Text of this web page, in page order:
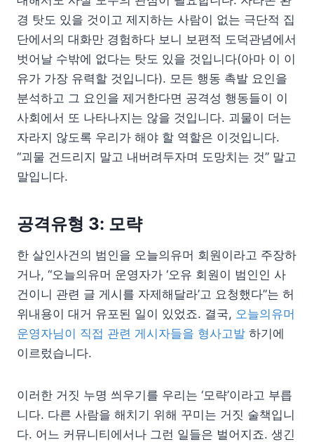
경 탓도 있을 것이고 제지하는 사람이 없는 극단적 집
단에서의 대화만 경험하다 보니 보편적 도덕관념에서
벗어날 수밖에 없다는 탓도 있을 것입니다(아마 이 이
유가 가장 유력할 것입니다). 모든 행동 촉발 요인을
분석하고 그 요인을 제거한다면 공격성 행동들이 이
사회에서 또 나타나지는 않을 것입니다. 괴물이 더는
자라지 않도록 우리가 해야 할 역할은 이것입니다.
“괴물 건드리지 말고 내버려두자며 도망치는 것” 말고
말입니다.
공격유형 3: 모략
한 살인사건의 범인을 오늘의유머 회원이라고 주장하
거나, “오늘의유머 운영자가 ‘오유 회원이 범인인 사
건이니 관련 글 게시를 자제해달라’고 요청했다”는 허
위내용이 대거 유포된 일이 있었죠. 결국, 오늘의유머
운영자님이 직접 관련 게시자들을 형사고발 하기에
이르렀습니다.
이러한 거짓 누명 씌우기를 우리는 ‘모략’이라고 부릅
니다. 다른 사람을 해치기 위해 꾸미는 거짓 술책입니
다. 어느 커뮤니티에서나 그런 일들은 벌어지죠. 생긴